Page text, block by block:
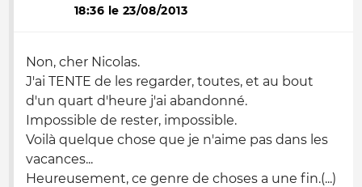
18:36 le 23/08/2013
Non, cher Nicolas.
J'ai TENTE de les regarder, toutes, et au bout
d'un quart d'heure j'ai abandonné.
Impossible de rester, impossible.
Voilà quelque chose que je n'aime pas dans les
vacances...
Heureusement, ce genre de choses a une fin.(...)